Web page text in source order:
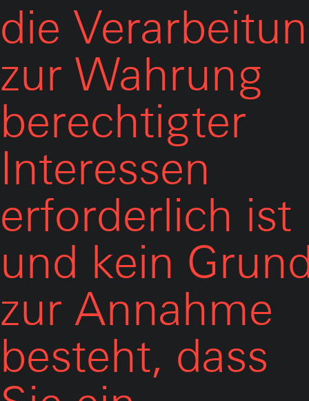
die
zur Wahrung
berechtigter
Interessen
erforderlich ist
und kein
zur Annahme
besteht, dass